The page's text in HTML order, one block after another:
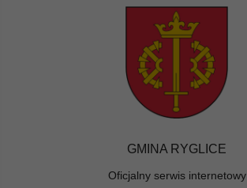
GMINA RYGLICE
Oficjalny serwis internetowy